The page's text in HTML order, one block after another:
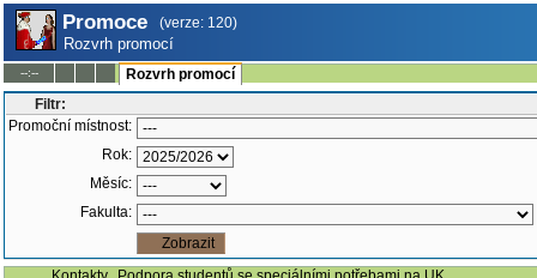
Promoce (verze: 120)
Rozvrh promocí
--:--
Rozvrh promocí
Filtr:
Promoční místnost:
Rok:
Měsíc:
Fakulta: